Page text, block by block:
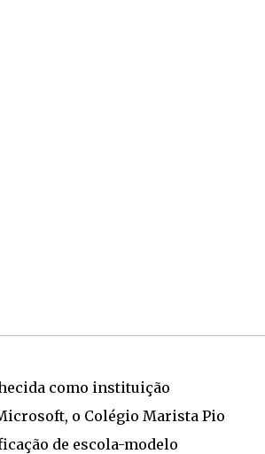
como instituição
o Colégio Marista Pio
de escola-modelo